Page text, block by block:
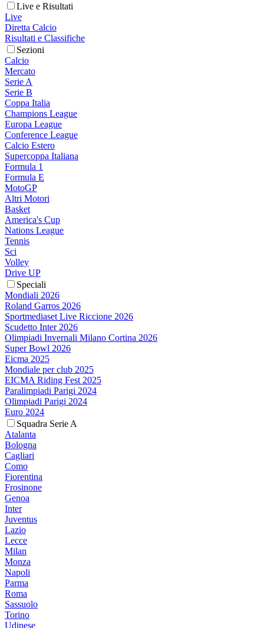
Live e Risultati
Live
Diretta Calcio
Risultati e Classifiche
Sezioni
Calcio
Mercato
Serie A
Serie B
Coppa Italia
Champions League
Europa League
Conference League
Calcio Estero
Supercoppa Italiana
Formula 1
Formula E
MotoGP
Altri Motori
Basket
America's Cup
Nations League
Tennis
Sci
Volley
Drive UP
Speciali
Mondiali 2026
Roland Garros 2026
Sportmediaset Live Riccione 2026
Scudetto Inter 2026
Olimpiadi Invernali Milano Cortina 2026
Super Bowl 2026
Eicma 2025
Mondiale per club 2025
EICMA Riding Fest 2025
Paralimpiadi Parigi 2024
Olimpiadi Parigi 2024
Euro 2024
Squadra Serie A
Atalanta
Bologna
Cagliari
Como
Fiorentina
Frosinone
Genoa
Inter
Juventus
Lazio
Lecce
Milan
Monza
Napoli
Parma
Roma
Sassuolo
Torino
Udinese